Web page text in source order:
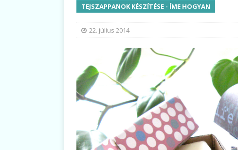
TEJSZAPPANOK KÉSZÍTÉSE - ÍME HOGYAN
22. július 2014